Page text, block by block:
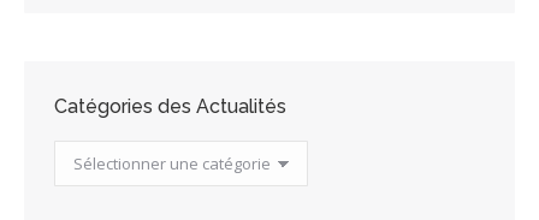
Catégories des Actualités
Catégories
des